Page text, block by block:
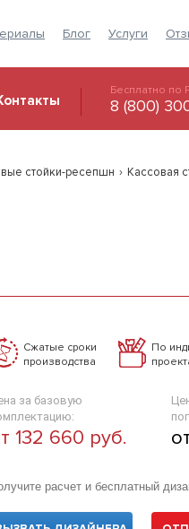
Блог Услуги
Бесплатно по
8 (800)
стойки-ресепшн › Кассовая
Сжатые сроки
производства
По
за базовую
132 660 руб.
расчет и бесплатный